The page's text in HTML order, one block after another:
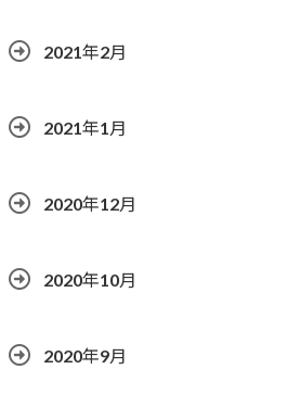
2021年2月
2021年1月
2020年12月
2020年10月
2020年9月